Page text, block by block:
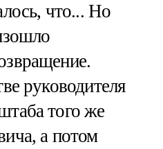
что... Но
руководителя
того же
а потом